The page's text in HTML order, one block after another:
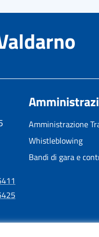
Amministrazione
Whistleblowing
Bandi di gara e